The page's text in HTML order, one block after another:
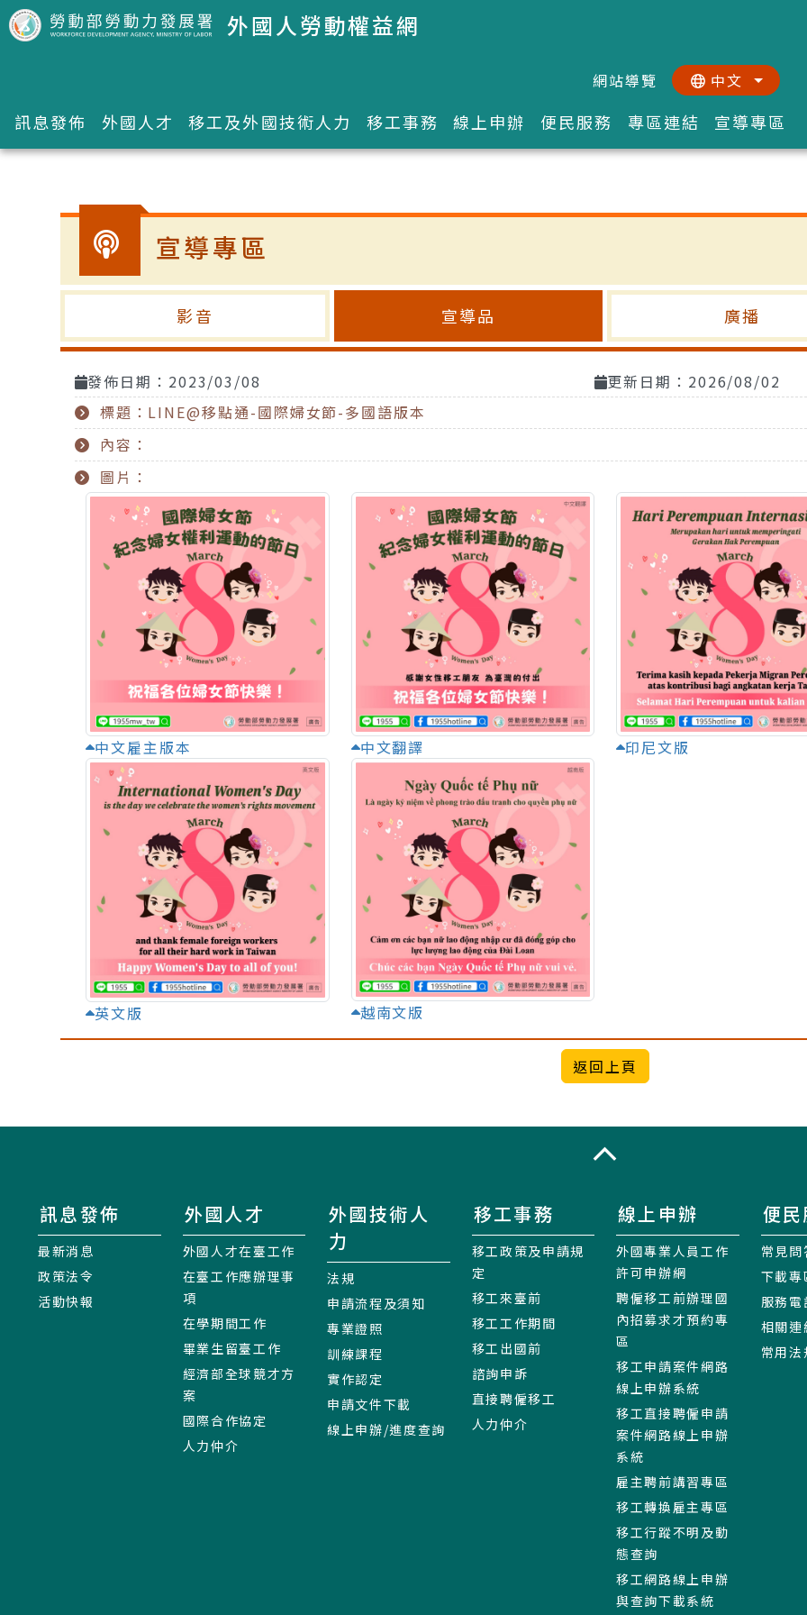
跳到主要內容區塊 外國人勞動權益網
:::網站導覽 中文
訊息發佈 外國人才 移工及外國技術人力 移工事務 線上申辦 便民服務 專區連結 宣導專區
宣導專區
影音 宣導品 廣播
發佈日期：2023/03/08
更新日期：2026/08/02
標題：LINE@移點通-國際婦女節-多國語版本
內容：
圖片：
中文雇主版本 中文翻譯 印尼文版
英文版 越南文版
訊息發佈
最新消息
政策法令
活動快報
外國人才
外國人才在臺工作
在臺工作應辦理事
項
在學期間工作
畢業生留臺工作
經濟部全球競才方
案
國際合作協定
人力仲介
外國技術人
力
法規
申請流程及須知
專業證照
訓練課程
實作認定
申請文件下載
線上申辦/進度查詢
移工事務
移工政策及申請規
定
移工來臺前
移工工作期間
移工出國前
諮詢申訴
直接聘僱移工
人力仲介
線上申辦
外國專業人員工作
許可申辦網
聘僱移工前辦理國
內招募求才預約專
區
移工申請案件網路
線上申辦系統
移工直接聘僱申請
案件網路線上申辦
系統
雇主聘前講習專區
移工轉換雇主專區
移工行蹤不明及動
態查詢
移工網路線上申辦
與查詢下載系統
便
常見問
下載專
服務電
相關連
常用法